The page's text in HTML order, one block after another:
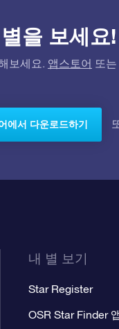
을 보세요!
보세요. 앱스토어 또는
에서 다운로드하기
내 별 보기
Star Register
OSR Star Finder